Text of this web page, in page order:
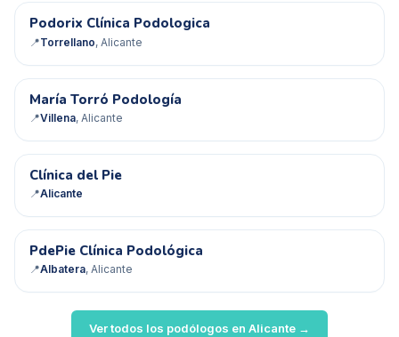
PC
Podorix Clínica Podologica
📍Torrellano, Alicante
MT
María Torró Podología
📍Villena, Alicante
CD
Clínica del Pie
📍Alicante
PC
PdePie Clínica Podológica
📍Albatera, Alicante
Ver todos los podólogos en Alicante →